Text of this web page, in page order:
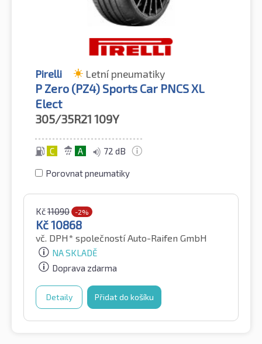
Pirelli Letní pneumatiky
P Zero (PZ4) Sports Car PNCS XL
Elect
305/35R21 109Y
C A 72 dB
Porovnat pneumatiky
Kč11090 -2%
Kč10868
vč. DPH* společností Auto-Raifen GmbH
NA SKLADĚ
Doprava zdarma
Detaily Přidat do košíku